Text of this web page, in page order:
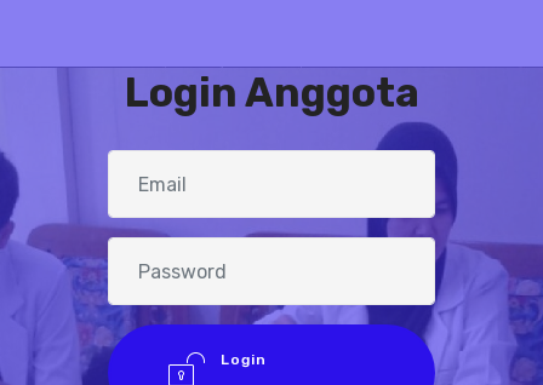
Login Anggota
Login